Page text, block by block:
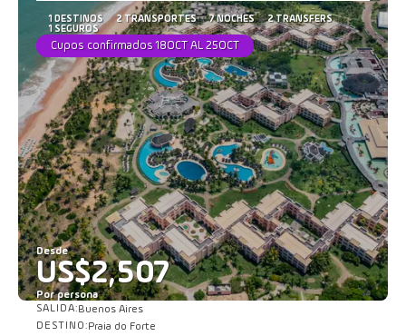
1 DESTINOS 2 TRANSPORTES 7 NOCHES
2 TRANSFERS
1 SEGUROS
Cupos confirmados 18OCT AL 25OCT
Desde
US$2,507
Por persona
SALIDA:Buenos Aires
DESTINO:Praia do Forte